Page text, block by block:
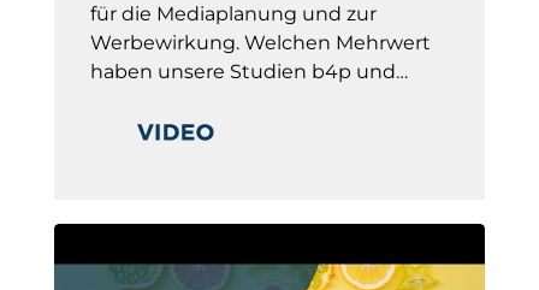
für die Mediaplanung und zur
Werbewirkung. Welchen Mehrwert
haben unsere Studien b4p und…